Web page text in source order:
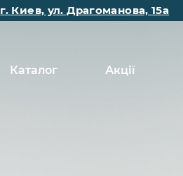
г. Киев, ул. Драгоманова, 15а
Каталог Акції